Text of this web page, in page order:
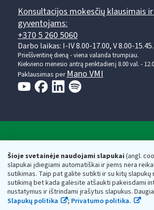
Šioje svetainėje naudojami slapukai(angl.
slapukai įdiegiami automatiškai ir jiems nėra
sutikimas. Taip pat galite sutikti ir su kitų slapukų
sutikimą bet kada galėsite atšaukti pakeisdami
nustatymus ir ištrindami įrašytus slapukus.
Slapukų politika
; Privatumo politika.
Konsultacijos mokesčių klausimais
gyventojams:
+370 5 260 5060
Darbo laikas: I-IV 8.00-17.00, V 8.00-15.45.
Prieššventinę dieną - viena valanda trumpiau.
Kiekvieno mėnesio antrą penktadienį 8.00 val. -
Paklausimas per Mano VMI
Respublikos finansų ministerijos
Biudžetinė įstaiga. Juridinio asmens kodas —
adresas: Vasario 16-osios g. 14, 01107 Vilnius,
vmi@vmi.lt, E. pristatymo dėžutės adresas
Duomenys apie Valstybinę mokesčių inspekciją
Respublikos finansų ministerijos kaupiami ir